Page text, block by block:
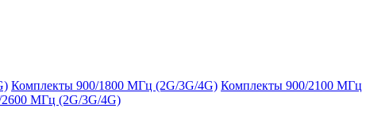
Комплекты 900/1800 МГц (2G/3G/4G) Комплекты 900/2100 МГц
МГц (2G/3G/4G)